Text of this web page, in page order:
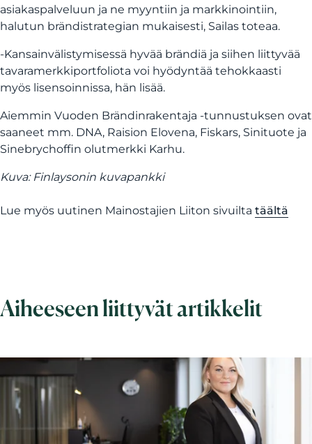
asiakaspalveluun ja ne myyntiin ja markkinointiin,
halutun brändistrategian mukaisesti, Sailas toteaa.
-Kansainvälistymisessä hyvää brändiä ja siihen liittyvää
tavaramerkkiportfoliota voi hyödyntää tehokkaasti
myös lisensoinnissa, hän lisää.
Aiemmin Vuoden Brändinrakentaja -tunnustuksen ovat
saaneet mm. DNA, Raision Elovena, Fiskars, Sinituote ja
Sinebrychoffin olutmerkki Karhu.
Kuva: Finlaysonin kuvapankki
Lue myös uutinen Mainostajien Liiton sivuilta täältä
Aiheeseen liittyvät artikkelit